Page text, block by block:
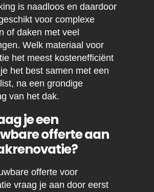
is naadloos en daardoor
voor complexe
of daken met veel
Welk materiaal voor
het meest kostenefficiënt
het best samen met een
na een grondige
van het dak.
je een
offerte aan
offerte voor
vraag je aan door eerst